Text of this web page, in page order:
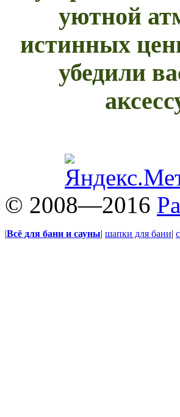
уютной
истинных
убедили
© 2008—2016
|Всё для бани и сауны| шапки для бани|